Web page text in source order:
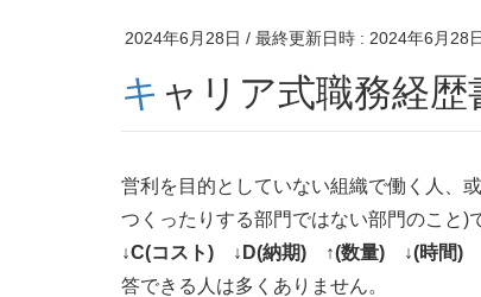
2024年6月28日 / 最終更新日時 : 2024年6月28
キャリア式職務経
営利を目的としていない組織で働く人、
つくったりする部門ではない部門のこと)
↓C(コスト) ↓D(納期) ↑(数量) ↓(時間)
答できる人は多くありません。